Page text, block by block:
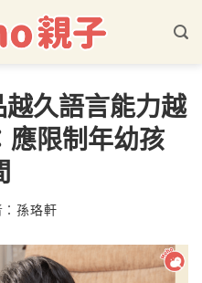
久語言能力越
應限制年幼孩
：孫珞軒